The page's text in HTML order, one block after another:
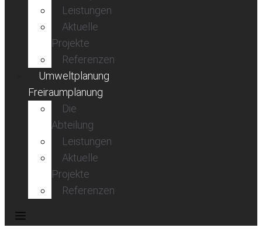
Leistungen
Aktuelle
Projekte
Referenzen
Umweltplanung
Freiraumplanung
Die
Abteilung
Leistungen
Aktuelle
Projekte
Referenzen